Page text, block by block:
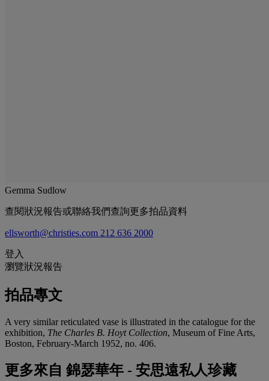
Gemma Sudlow
查閱狀況報告或聯絡我們查詢更多拍品資料
ellsworth@christies.com 212 636 2000
登入
瀏覽狀況報告
拍品專文
A very similar reticulated vase is illustrated in the catalogue for the
exhibition, The Charles B. Hoyt Collection, Museum of Fine Arts,
Boston, February-March 1952, no. 406.
更多來自 錦瑟華年 - 安思遠私人珍藏